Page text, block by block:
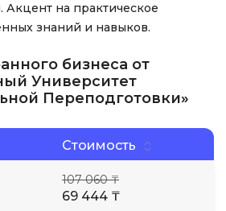
Акцент на практическое
знаний и навыков.
бизнеса от
Университет
Переподготовки»
Стоимость
107 060 ₸
69 444 ₸